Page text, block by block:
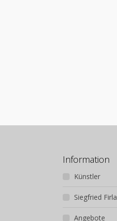
Information
Künstler
Siegfried Firla
Angebote